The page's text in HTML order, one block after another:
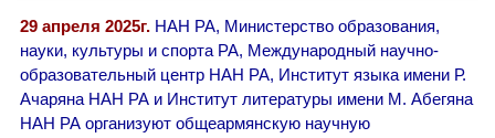
29 апреля 2025г. НАН РА, Министерство образования,
науки, культуры и спорта РА, Международный научно-
образовательный центр НАН РА, Институт языка имени Р.
Ачаряна НАН РА и Институт литературы имени М. Абегяна
НАН РА организуют общеармянскую научную